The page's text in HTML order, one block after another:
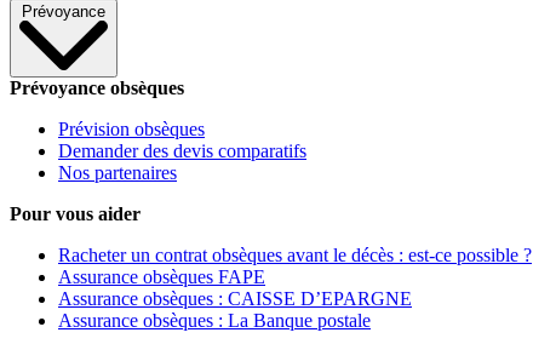
Prévoyance
Prévoyance obsèques
Prévision obsèques
Demander des devis comparatifs
Nos partenaires
Pour vous aider
Racheter un contrat obsèques avant le décès : est-ce possible ?
Assurance obsèques FAPE
Assurance obsèques : CAISSE D’EPARGNE
Assurance obsèques : La Banque postale